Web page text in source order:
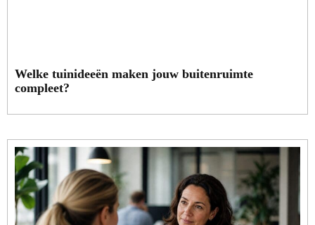
Welke tuinideeën maken jouw buitenruimte
compleet?